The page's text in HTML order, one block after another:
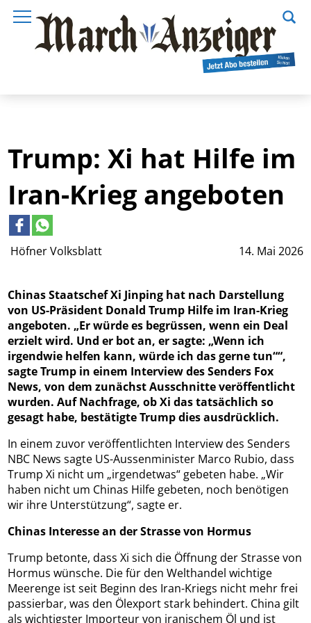
Höfner Volksblatt 14. Mai 2026
Trump: Xi hat Hilfe im
Iran-Krieg angeboten
Chinas Staatschef Xi Jinping hat nach Darstellung
von US-Präsident Donald Trump Hilfe im Iran-Krieg
angeboten. „Er würde es begrüssen, wenn ein Deal
erzielt wird. Und er bot an, er sagte: „Wenn ich
irgendwie helfen kann, würde ich das gerne tun““,
sagte Trump in einem Interview des Senders Fox
News, von dem zunächst Ausschnitte veröffentlicht
wurden. Auf Nachfrage, ob Xi das tatsächlich so
gesagt habe, bestätigte Trump dies ausdrücklich.
In einem zuvor veröffentlichten Interview des Senders
NBC News sagte US-Aussenminister Marco Rubio, dass
Trump Xi nicht um „irgendetwas“ gebeten habe. „Wir
haben nicht um Chinas Hilfe gebeten, noch benötigen
wir ihre Unterstützung“, sagte er.
Chinas Interesse an der Strasse von Hormus
Trump betonte, dass Xi sich die Öffnung der Strasse von
Hormus wünsche. Die für den Welthandel wichtige
Meerenge ist seit Beginn des Iran-Kriegs nicht mehr frei
passierbar, was den Ölexport stark behindert. China gilt
als wichtigster Importeur von iranischem Öl und ist